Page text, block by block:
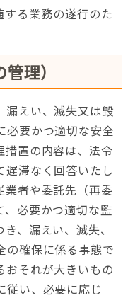
る業務の遂行のた
理）
漏えい、滅失又は毀
必要かつ適切な安全
措置の内容は、法令
遅滞なく回答いたし
業者や委託先（再委
、必要かつ適切な監
、漏えい、滅失、
の確保に係る事態で
おそれが大きいもの
従い、必要に応じ